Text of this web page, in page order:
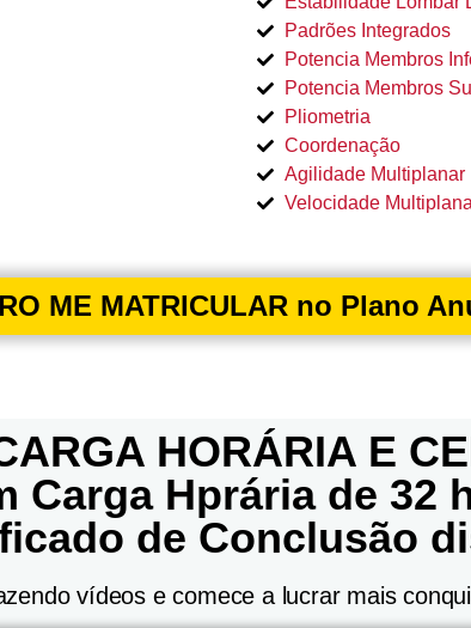
Padrões Integrados
Potencia Membros
Potencia Membros
Pliometria
Coordenação
Agilidade Multiplanar
Velocidade
ME MATRICULAR no Plano
HORÁRIA E
Carga Hprária de 32
de Conclusão
vídeos e comece a lucrar mais